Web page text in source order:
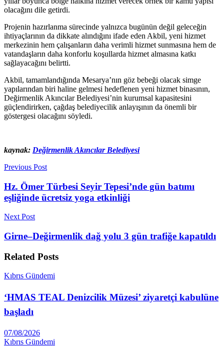
olacağını dile getirdi.
Projenin hazırlanma sürecinde yalnızca bugünün değil geleceğin
ihtiyaçlarının da dikkate alındığını ifade eden Akbil, yeni hizmet
merkezinin hem çalışanların daha verimli hizmet sunmasına hem de
vatandaşların daha konforlu koşullarda hizmet almasına katkı
sağlayacağını belirtti.
Akbil, tamamlandığında Mesarya’nın göz bebeği olacak simge
yapılarından biri haline gelmesi hedeflenen yeni hizmet binasının,
Değirmenlik Akıncılar Belediyesi’nin kurumsal kapasitesini
güçlendirirken, çağdaş belediyecilik anlayışının da önemli bir
göstergesi olacağını söyledi.
kaynak: Değirmenlik Akıncılar Belediyesi
Previous Post
Hz. Ömer Türbesi Seyir Tepesi’nde gün batımı
eşliğinde ücretsiz yoga etkinliği
Next Post
Girne–Değirmenlik dağ yolu 3 gün trafiğe kapatıldı
Related Posts
Kıbrıs Gündemi
‘HMAS TEAL Denizcilik Müzesi’ ziyaretçi kabulüne
başladı
07/08/2026
Kıbrıs Gündemi